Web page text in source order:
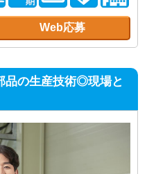
Web応募
品の生産技術◎現場と